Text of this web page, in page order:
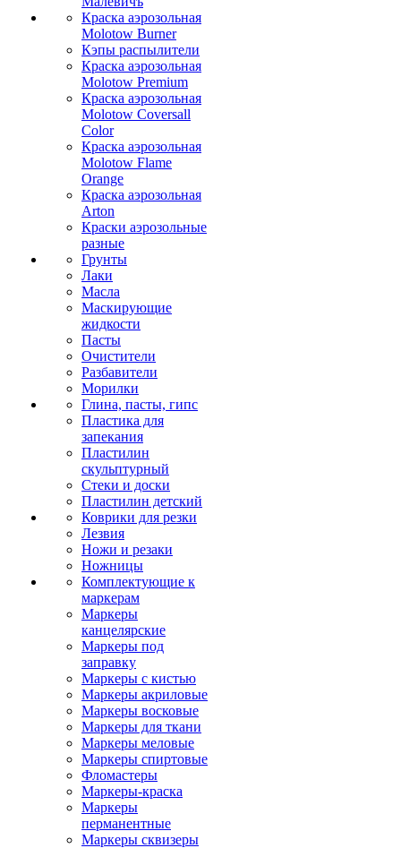
Краска аэрозольная
Molotow Burner
Кэпы распылители
Краска аэрозольная
Molotow Premium
Краска аэрозольная
Molotow Coversall
Color
Краска аэрозольная
Molotow Flame
Orange
Краска аэрозольная
Arton
Краски аэрозольные
разные
Грунты
Лаки
Масла
Маскирующие
жидкости
Пасты
Очистители
Разбавители
Морилки
Глина, пасты, гипс
Пластика для
запекания
Пластилин
скульптурный
Стеки и доски
Пластилин детский
Коврики для резки
Лезвия
Ножи и резаки
Ножницы
Комплектующие к
маркерам
Маркеры
канцелярские
Маркеры под
заправку
Маркеры с кистью
Маркеры акриловые
Маркеры восковые
Маркеры для ткани
Маркеры меловые
Маркеры спиртовые
Фломастеры
Маркеры-краска
Маркеры
перманентные
Маркеры сквизеры